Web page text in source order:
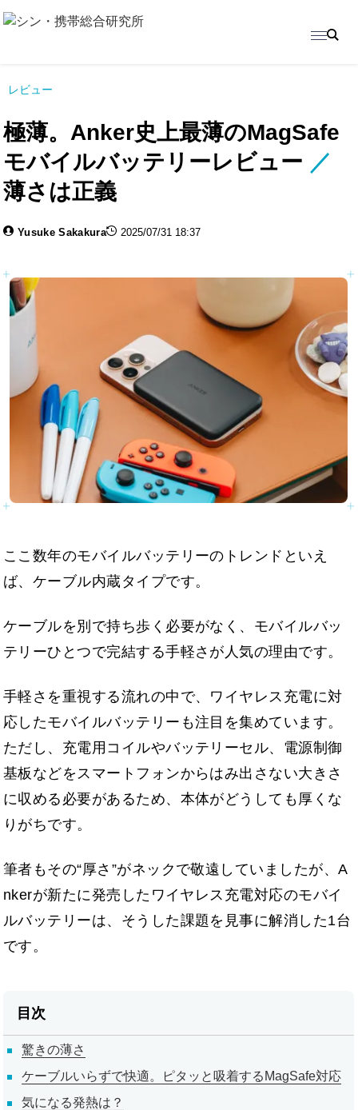
レビュー
極薄。Anker史上最薄のMagSafe
モバイルバッテリーレビュー ／
薄さは正義
Yusuke Sakakura 2025/07/31 18:37
ここ数年のモバイルバッテリーのトレンドといえ
ば、ケーブル内蔵タイプです。
ケーブルを別で持ち歩く必要がなく、モバイルバッ
テリーひとつで完結する手軽さが人気の理由です。
手軽さを重視する流れの中で、ワイヤレス充電に対
応したモバイルバッテリーも注目を集めています。
ただし、充電用コイルやバッテリーセル、電源制御
基板などをスマートフォンからはみ出さない大きさ
に収める必要があるため、本体がどうしても厚くな
りがちです。
筆者もその“厚さ”がネックで敬遠していましたが、A
nkerが新たに発売したワイヤレス充電対応のモバイ
ルバッテリーは、そうした課題を見事に解消した1台
です。
目次
驚きの薄さ
ケーブルいらずで快適。ピタッと吸着するMagSafe対応
気になる発熱は？